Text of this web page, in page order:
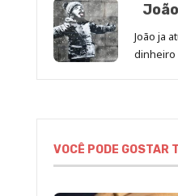
João ja
dinheiro
VOCÊ PODE GOSTAR